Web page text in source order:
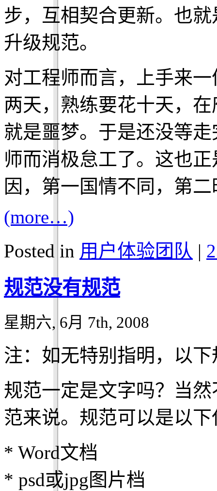
步，互相契合更新。也
升级规范。
对工程师而言，上手来
两天，熟练要花十天，
就是噩梦。于是还没等
师而消极怠工了。这也
因，第一国情不同，第
(more…)
Posted in 用户体验团队 |
规范没有规范
星期六, 6月 7th, 2008
注：如无特别指明，以
规范一定是文字吗？当
范来说。规范可以是以
* Word文档
* psd或jpg图片档